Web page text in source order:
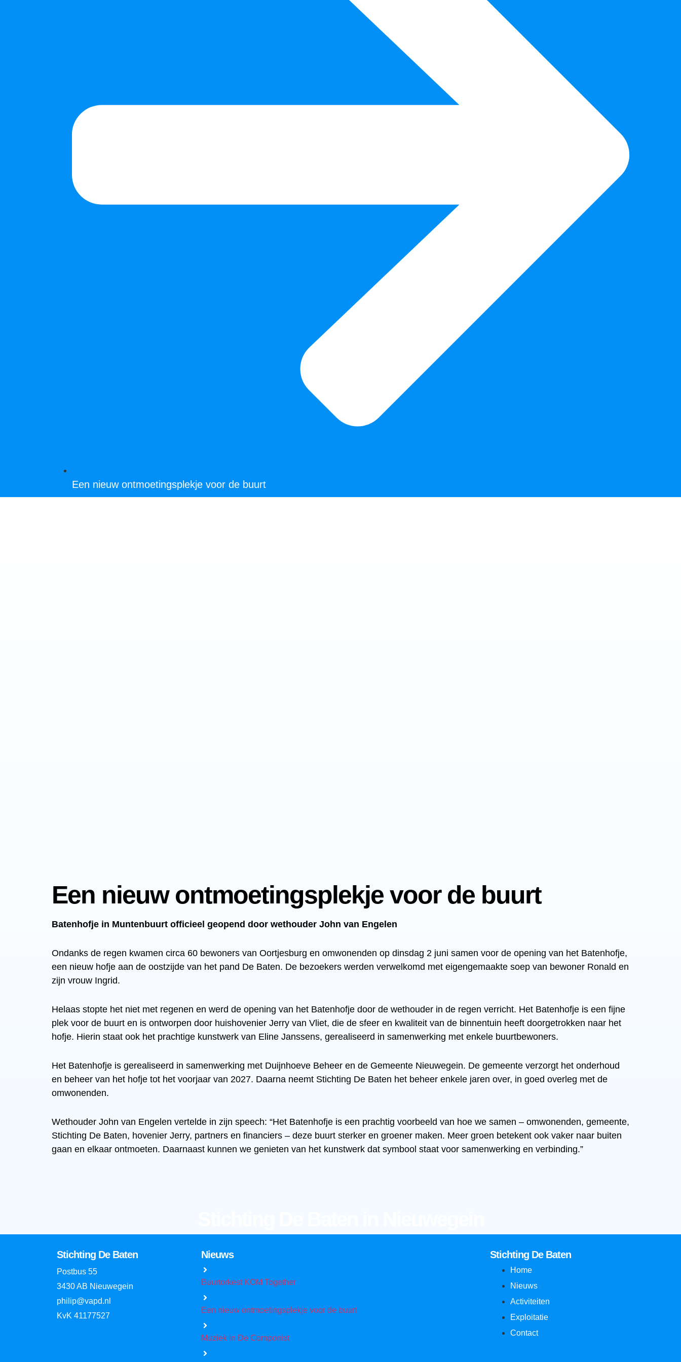
Een nieuw ontmoetingsplekje voor de buurt
Een nieuw ontmoetingsplekje voor de buurt
Batenhofje in Muntenbuurt officieel geopend door wethouder John van Engelen
Ondanks de regen kwamen circa 60 bewoners van Oortjesburg en omwonenden op dinsdag 2 juni samen voor de opening van het Batenhofje,
een nieuw hofje aan de oostzijde van het pand De Baten. De bezoekers werden verwelkomd met eigengemaakte soep van bewoner Ronald en
zijn vrouw Ingrid.
Helaas stopte het niet met regenen en werd de opening van het Batenhofje door de wethouder in de regen verricht. Het Batenhofje is een fijne
plek voor de buurt en is ontworpen door huishovenier Jerry van Vliet, die de sfeer en kwaliteit van de binnentuin heeft doorgetrokken naar het
hofje. Hierin staat ook het prachtige kunstwerk van Eline Janssens, gerealiseerd in samenwerking met enkele buurtbewoners.
Het Batenhofje is gerealiseerd in samenwerking met Duijnhoeve Beheer en de Gemeente Nieuwegein. De gemeente verzorgt het onderhoud
en beheer van het hofje tot het voorjaar van 2027. Daarna neemt Stichting De Baten het beheer enkele jaren over, in goed overleg met de
omwonenden.
Wethouder John van Engelen vertelde in zijn speech: “Het Batenhofje is een prachtig voorbeeld van hoe we samen – omwonenden, gemeente,
Stichting De Baten, hovenier Jerry, partners en financiers – deze buurt sterker en groener maken. Meer groen betekent ook vaker naar buiten
gaan en elkaar ontmoeten. Daarnaast kunnen we genieten van het kunstwerk dat symbool staat voor samenwerking en verbinding.”
Stichting De Baten
Postbus 55
3430 AB Nieuwegein
philip@vapd.nl
KvK 41177527
Nieuws
Buurtorkest KOM Together
Een nieuw ontmoetingsplekje voor de buurt
Muziek in De Componist
Stichting De Baten
Home
Nieuws
Activiteiten
Exploitatie
Contact